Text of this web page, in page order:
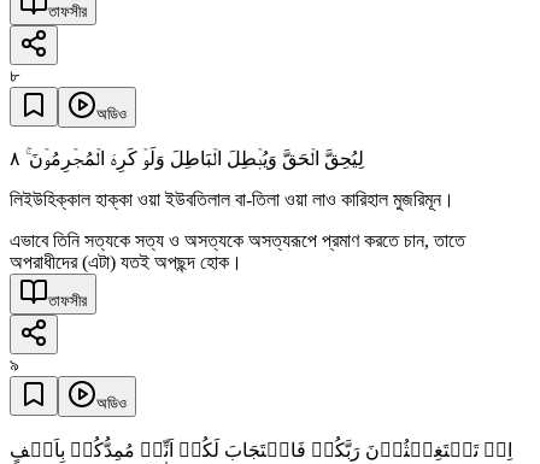
তাফসীর
৮
অডিও
لِیُحِقَّ الۡحَقَّ وَیُبۡطِلَ الۡبَاطِلَ وَلَوۡ کَرِہَ الۡمُجۡرِمُوۡنَ ۚ ٨
লিইউহিক্কাল হাক্কা ওয়া ইউবতিলাল বা-তিলা ওয়া লাও কারিহাল মুজরিমূন।
এভাবে তিনি সত্যকে সত্য ও অসত্যকে অসত্যরূপে প্রমাণ করতে চান, তাতে
অপরাধীদের (এটা) যতই অপছন্দ হোক।
তাফসীর
৯
অডিও
اِذۡ تَسۡتَغِیۡثُوۡنَ رَبَّکُمۡ فَاسۡتَجَابَ لَکُمۡ اَنِّیۡ مُمِدُّکُمۡ بِاَلۡفٍ